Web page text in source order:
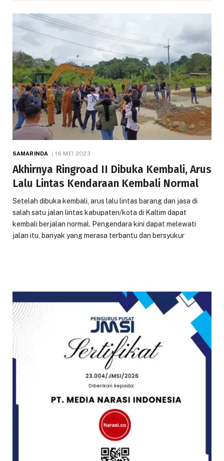
SAMARINDA 16 MEI 2023
Akhirnya Ringroad II Dibuka Kembali, Arus
Lalu Lintas Kendaraan Kembali Normal
Setelah dibuka kembali, arus lalu lintas barang dan jasa di
salah satu jalan lintas kabupaten/kota di Kaltim dapat
kembali berjalan normal. Pengendara kini dapat melewati
jalan itu, banyak yang merasa terbantu dan bersyukur